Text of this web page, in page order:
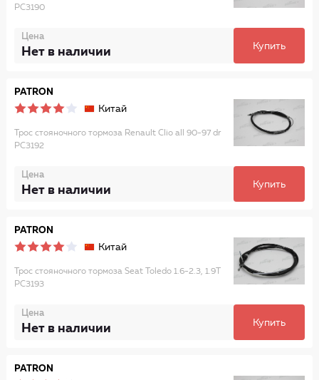
PC3190
Цена
Нет в наличии Купить
PATRON
Китай
Трос стояночного тормоза Renault Clio all 90-97 dr
PC3192
Цена
Нет в наличии Купить
PATRON
Китай
Трос стояночного тормоза Seat Toledo 1.6-2.3, 1.9T
PC3193
Цена
Нет в наличии Купить
PATRON